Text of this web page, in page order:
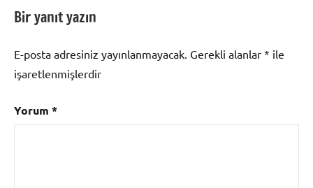
Bir yanıt yazın
E-posta adresiniz yayınlanmayacak. Gerekli alanlar * ile
işaretlenmişlerdir
Yorum *